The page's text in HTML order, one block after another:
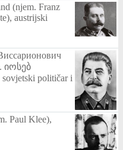
(njem. Franz
austrijski
იოსებ
političar i
Paul Klee),